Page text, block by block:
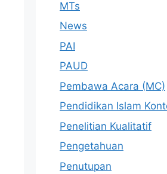
MTs
News
PAI
PAUD
Pembawa Acara (MC)
Pendidikan Islam
Penelitian Kualitatif
Pengetahuan
Penutupan